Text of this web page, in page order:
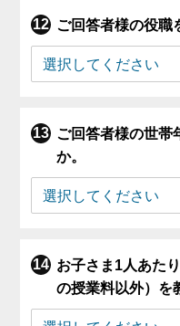
ご回答者様の役職
ご回答者様の世帯
か。
お子さま1人あた
の授業料以外）を